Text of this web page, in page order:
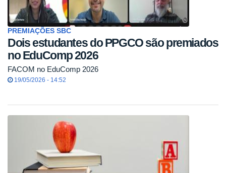
PREMIAÇÕES SBC
Dois estudantes do PPGCO são premiados
no EduComp 2026
FACOM no EduComp 2026
19/05/2026 - 14:52